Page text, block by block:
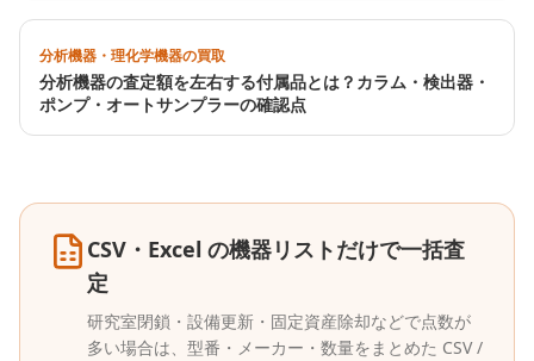
分析機器・理化学機器の買取
分析機器の査定額を左右する付属品とは？カラム・検出器・
ポンプ・オートサンプラーの確認点
CSV・Excel の機器リストだけで一括査
定
研究室閉鎖・設備更新・固定資産除却などで点数が
多い場合は、型番・メーカー・数量をまとめた CSV /